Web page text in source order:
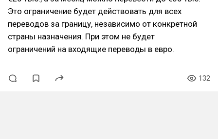
Это ограничение будет действовать для всех
переводов за границу, независимо от конкретной
страны назначения. При этом не будет
ограничений на входящие переводы в евро.
132